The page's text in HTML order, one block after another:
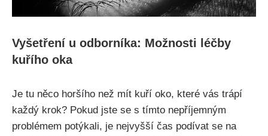
Vyšetření⁤ u odborníka:​ Možnosti léčby
kuřího ​oka
Je tu něco ⁣horšího než mít ⁣kuří oko, které vás⁢ trápí
každý krok? Pokud jste se​ s tímto nepříjemným
⁤problémem potýkali, je ⁤nejvyšší čas podívat ⁣se na